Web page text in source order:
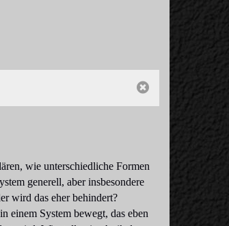
wie unterschiedliche Formen
generell, aber insbesondere
wird das eher behindert?
einem System bewegt, das eben